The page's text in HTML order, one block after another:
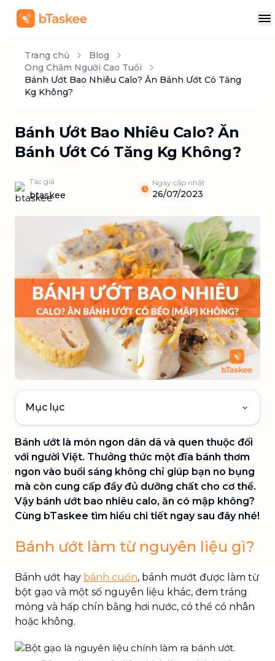
Trang chủ
Blog
Ong Chăm Người Cao Tuổi
Bánh Ướt Bao Nhiêu Calo? Ăn Bánh Ướt Có Tăng
Kg Không?
Bánh Ướt Bao Nhiêu Calo? Ăn
Bánh Ướt Có Tăng Kg Không?
Tác giả
btaskee
Ngày cập nhật
26/07/2023
Mục lục
Bánh ướt là món ngon dân dã và quen thuộc đối
với người Việt. Thưởng thức một đĩa bánh thơm
ngon vào buổi sáng không chỉ giúp bạn no bụng
mà còn cung cấp đầy đủ dưỡng chất cho cơ thể.
Vậy bánh ướt bao nhiêu calo, ăn có mập không?
Cùng bTaskee tìm hiểu chi tiết ngay sau đây nhé!
Bánh ướt làm từ nguyên liệu gì?
Bánh ướt hay bánh cuốn, bánh mướt được làm từ
bột gạo và một số nguyên liệu khác, đem tráng
mỏng và hấp chín bằng hơi nước, có thể có nhân
hoặc không.